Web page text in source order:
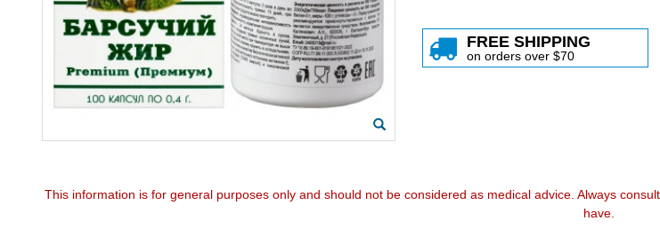
FREE SHIPPING
on orders over $70
This information is for general purposes only and should not be considered as medical advice. Always
have.